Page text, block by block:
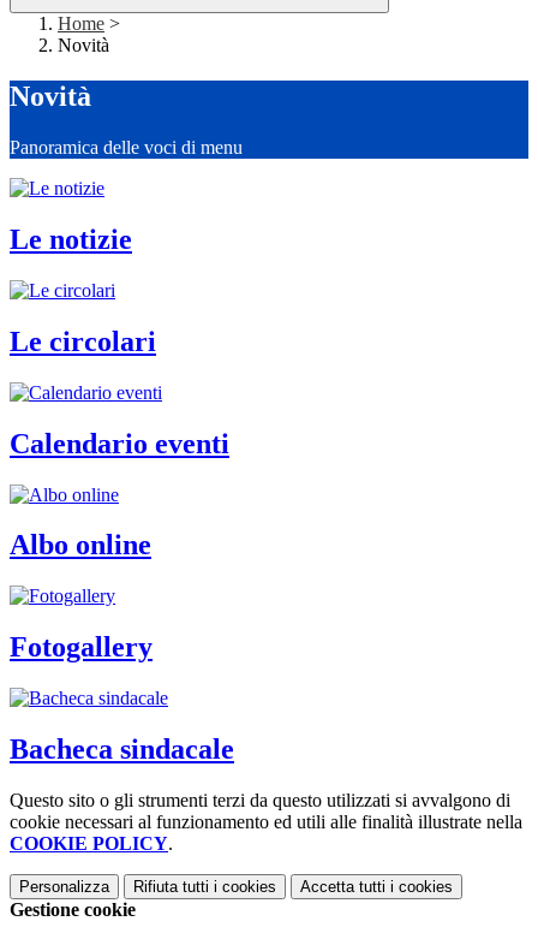
Home >
Novità
Novità
Panoramica delle voci di menu
Le notizie
Le circolari
Calendario eventi
Albo online
Fotogallery
Bacheca sindacale
Questo sito o gli strumenti terzi da questo utilizzati si avvalgono di
cookie necessari al funzionamento ed utili alle finalità illustrate nella
COOKIE POLICY.
Personalizza Rifiuta tutti i cookies Accetta tutti i cookies
Gestione cookie